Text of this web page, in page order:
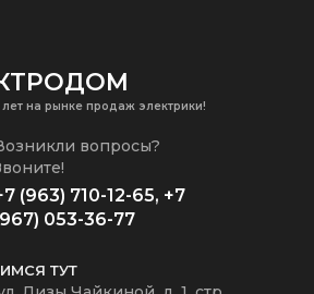
на рынке продаж электрики!
вопросы?
(963) 710-12-65, +7
053-36-77
ТУТ